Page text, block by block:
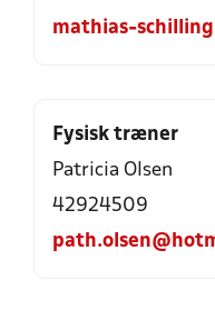
mathias-
Fysisk træner
Patricia Olsen
42924509